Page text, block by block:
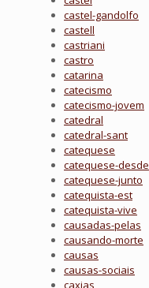
castel-gandolfo
castell
castriani
castro
catarina
catecismo
catecismo-jovem
catedral
catedral-sant
catequese
catequese-desde
catequese-junto
catequista-est
catequista-vive
causadas-pelas
causando-morte
causas
causas-sociais
caxias